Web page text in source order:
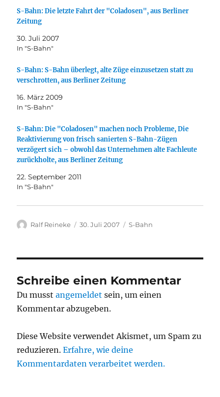
S-Bahn: Die letzte Fahrt der "Coladosen", aus Berliner
Zeitung
30. Juli 2007
In "S-Bahn"
S-Bahn: S-Bahn überlegt, alte Züge einzusetzen statt zu
verschrotten, aus Berliner Zeitung
16. März 2009
In "S-Bahn"
S-Bahn: Die "Coladosen" machen noch Probleme, Die
Reaktivierung von frisch sanierten S-Bahn-Zügen
verzögert sich – obwohl das Unternehmen alte Fachleute
zurückholte, aus Berliner Zeitung
22. September 2011
In "S-Bahn"
Autor
Ralf Reineke
Veröffentlicht
30. Juli 2007 Kategorien
S-Bahn
Schreibe einen Kommentar
Du musstangemeldet sein, um einen
Kommentar abzugeben.
Diese Website verwendet Akismet, um Spam zu
reduzieren.Erfahre, wie deine
Kommentardaten verarbeitet werden.